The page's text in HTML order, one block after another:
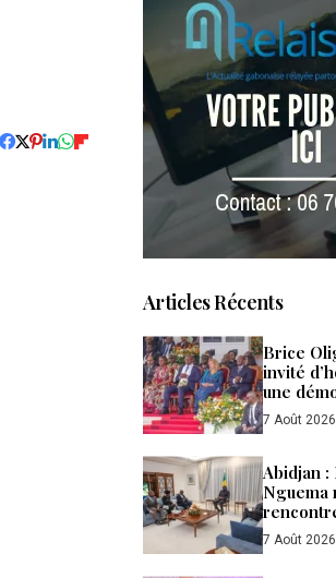
Articles Récents
Brice
invité
une
fraternité
7 Août 2026
Abidjan
Nguema
accélérer
7 Août 2026